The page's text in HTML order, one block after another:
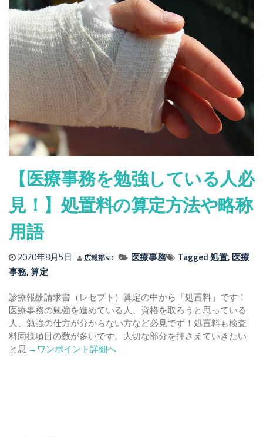
【医療事務を勉強している人必
見！】処置料の算定方法や略称
用語
2020年8月5日 広報部SD 医療事務 Tagged処置, 医療
事務,算定
診療報酬請求書（レセプト）算定の中から「処置料」です！
医療事務の勉強を進めている人、資格を取ろうと思っている
人、勉強の仕方が分からない方など必見です！処置料も検査
料同様項目の数が多いです。大切な部分を押さえていきたい
と思 Read
→ワンポイント詳細へ